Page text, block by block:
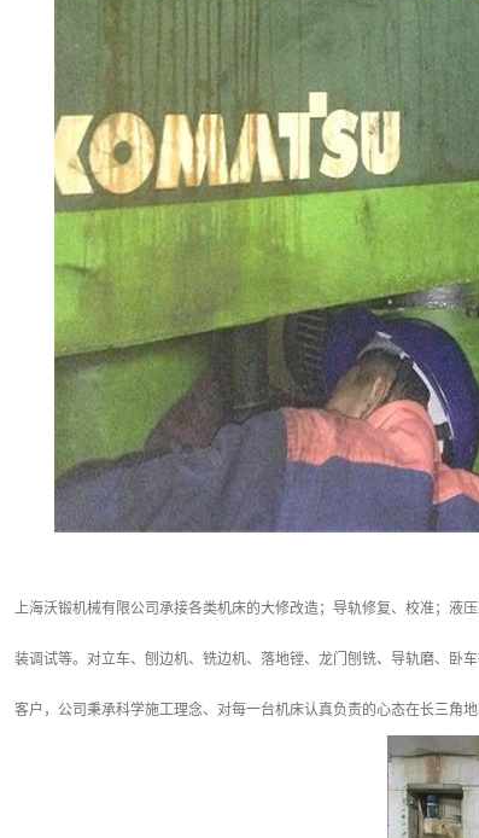
上海沃锻机械有限公司承接各类机床的大修改造；导轨修复、校准；液
装调试等。对立车、刨边机、铣边机、落地镗、龙门刨铣、导轨磨、卧
客户，公司秉承科学施工理念、对每一台机床认真负责的心态在长三角